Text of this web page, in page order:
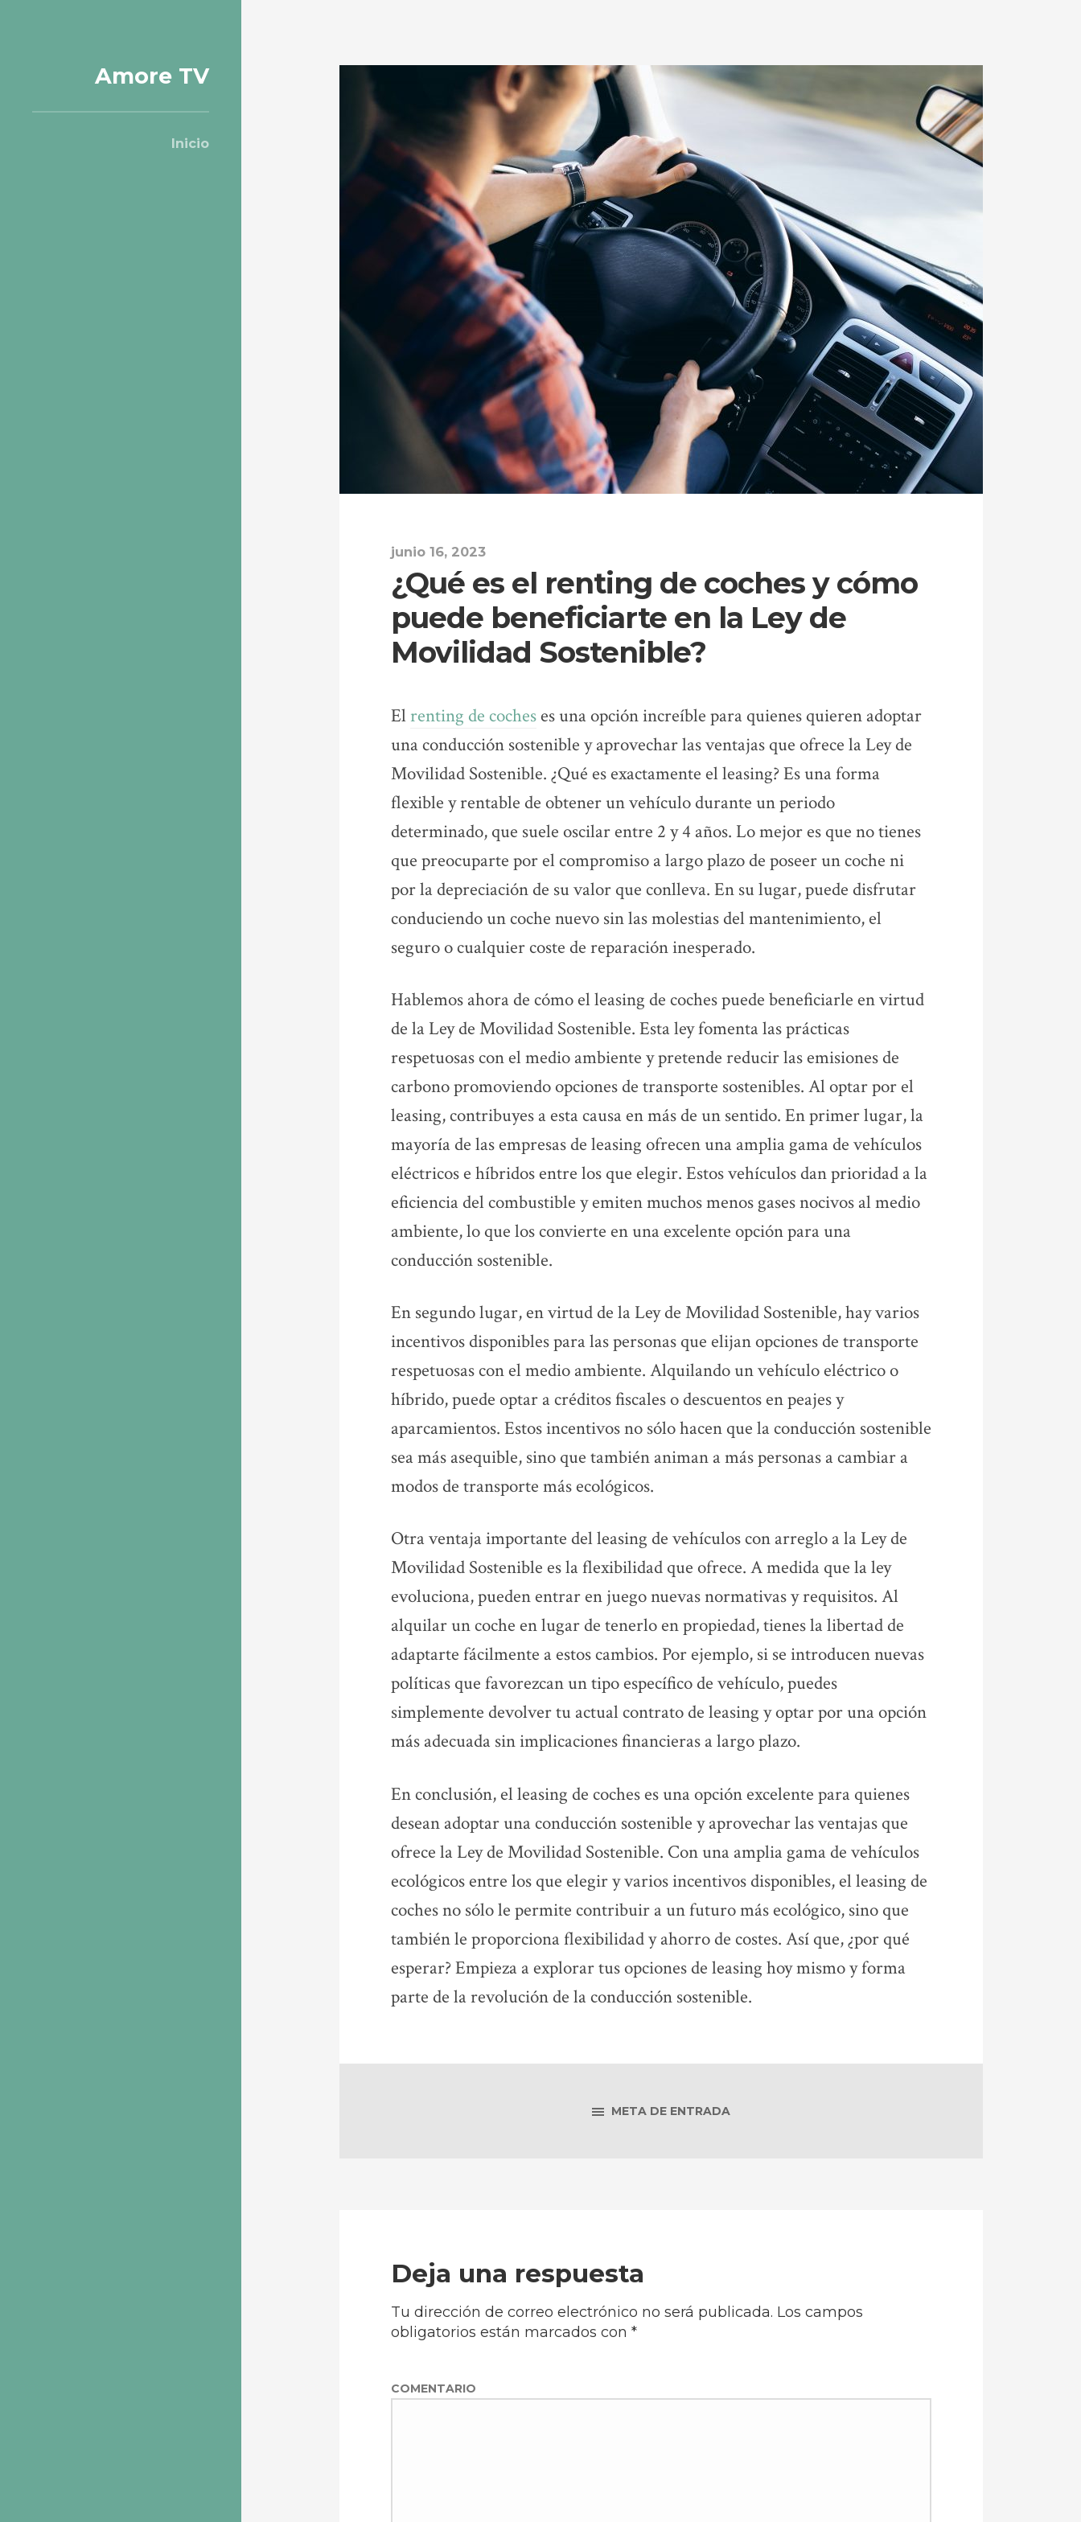
Amore TV
Inicio
junio 16, 2023
¿Qué es el renting de coches y cómo
puede beneficiarte en la Ley de
Movilidad Sostenible?
El renting de cocheses una opción increíble para quienes quieren adoptar
una conducción sostenible y aprovechar las ventajas que ofrece la Ley de
Movilidad Sostenible. ¿Qué es exactamente el leasing? Es una forma
flexible y rentable de obtener un vehículo durante un periodo
determinado, que suele oscilar entre 2 y 4 años. Lo mejor es que no tienes
que preocuparte por el compromiso a largo plazo de poseer un coche ni
por la depreciación de su valor que conlleva. En su lugar, puede disfrutar
conduciendo un coche nuevo sin las molestias del mantenimiento, el
seguro o cualquier coste de reparación inesperado.
Hablemos ahora de cómo el leasing de coches puede beneficiarle en virtud
de la Ley de Movilidad Sostenible. Esta ley fomenta las prácticas
respetuosas con el medio ambiente y pretende reducir las emisiones de
carbono promoviendo opciones de transporte sostenibles. Al optar por el
leasing, contribuyes a esta causa en más de un sentido. En primer lugar, la
mayoría de las empresas de leasing ofrecen una amplia gama de vehículos
eléctricos e híbridos entre los que elegir. Estos vehículos dan prioridad a la
eficiencia del combustible y emiten muchos menos gases nocivos al medio
ambiente, lo que los convierte en una excelente opción para una
conducción sostenible.
En segundo lugar, en virtud de la Ley de Movilidad Sostenible, hay varios
incentivos disponibles para las personas que elijan opciones de transporte
respetuosas con el medio ambiente. Alquilando un vehículo eléctrico o
híbrido, puede optar a créditos fiscales o descuentos en peajes y
aparcamientos. Estos incentivos no sólo hacen que la conducción sostenible
sea más asequible, sino que también animan a más personas a cambiar a
modos de transporte más ecológicos.
Otra ventaja importante del leasing de vehículos con arreglo a la Ley de
Movilidad Sostenible es la flexibilidad que ofrece. A medida que la ley
evoluciona, pueden entrar en juego nuevas normativas y requisitos. Al
alquilar un coche en lugar de tenerlo en propiedad, tienes la libertad de
adaptarte fácilmente a estos cambios. Por ejemplo, si se introducen nuevas
políticas que favorezcan un tipo específico de vehículo, puedes
simplemente devolver tu actual contrato de leasing y optar por una opción
más adecuada sin implicaciones financieras a largo plazo.
En conclusión, el leasing de coches es una opción excelente para quienes
desean adoptar una conducción sostenible y aprovechar las ventajas que
ofrece la Ley de Movilidad Sostenible. Con una amplia gama de vehículos
ecológicos entre los que elegir y varios incentivos disponibles, el leasing de
coches no sólo le permite contribuir a un futuro más ecológico, sino que
también le proporciona flexibilidad y ahorro de costes. Así que, ¿por qué
esperar? Empieza a explorar tus opciones de leasing hoy mismo y forma
parte de la revolución de la conducción sostenible.
META DE ENTRADA
Deja una respuesta
Tu dirección de correo electrónico no será publicada. Los campos
obligatorios están marcados con *
COMENTARIO